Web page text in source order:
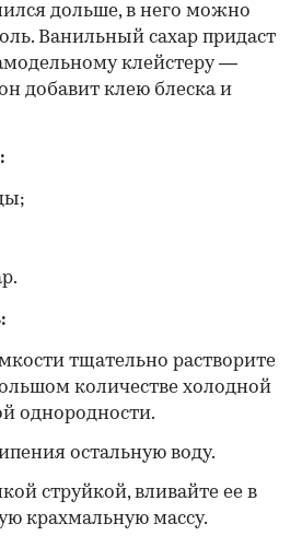
дольше, в него можно
Ванильный сахар придаст
клейстеру —
добавит клею блеска и
тщательно растворите
количестве холодной
однородности.
остальную воду.
струйкой, вливайте ее в
крахмальную массу.